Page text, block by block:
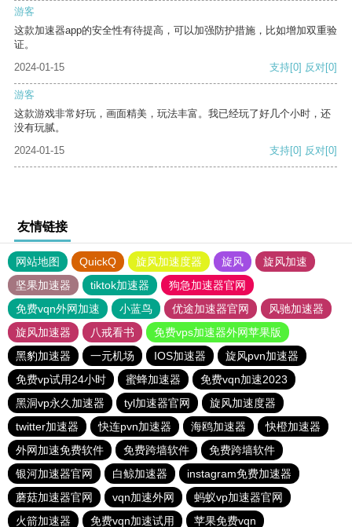
游客
这款加速器app的安全性有待提高，可以加强防护措施，比如增加双重验
证。
2024-01-15
支持[0] 反对[0]
游客
这款游戏非常好玩，画面精美，玩法丰富。我已经玩了好几个小时，还
没有玩腻。
2024-01-15
支持[0] 反对[0]
友情链接
网站地图 QuickQ 旋风加速度器 旋风
旋风加速
坚果加速器
tiktok加速器
狗急加速器官网
免费vqn外网加速
小蓝鸟 优途加速器官网
风驰加速器
旋风加速器
八戒看书
免费vps加速器外网苹果版
黑豹加速器
一元机场 IOS加速器
旋风pvn加速器
免费vp试用24小时
蜜蜂加速器
免费vqn加速2023
黑洞vp永久加速器
tyl加速器官网
旋风加速度器
twitter加速器
快连pvn加速器 海鸥加速器
快橙加速器
外网加速免费软件
免费跨墙软件
免费跨墙软件
银河加速器官网
白鲸加速器
instagram免费加速器
蘑菇加速器官网
vqn加速外网
蚂蚁vp加速器官网
火箭加速器
免费vqn加速试用 苹果免费vqn